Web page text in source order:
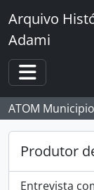
Skip to main
Arquivo
Adami
Toggle
ATOM
Produtor
Entrevista